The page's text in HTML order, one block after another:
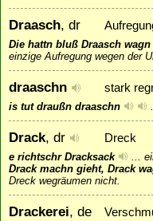
Draasch, dr
Die hattn bluß Draasch
einzige Aufregung wegen der
draaschn stark
is tut draußn draaschn
Drack, dr Dreck
e richtschr Dracksack
Drack machn gieht, Drack
Dreck wegräumen nicht.
Drackerei, de